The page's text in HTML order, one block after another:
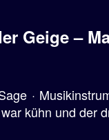
Geige –
·
kühn und der